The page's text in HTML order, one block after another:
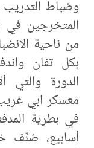
وضباط التدريب
المتخرجين في
من ناحية
بكل تفان
الدورة
معسكر ابي
في بطرية
أسابيع، صُنِّف